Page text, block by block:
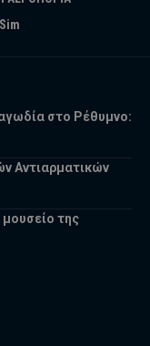
στο Ρέθυμνο:
Αντιαρματικών
μουσείο της